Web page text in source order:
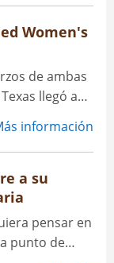
Women's
de ambas
llegó a
información
a su
pensar en
punto de